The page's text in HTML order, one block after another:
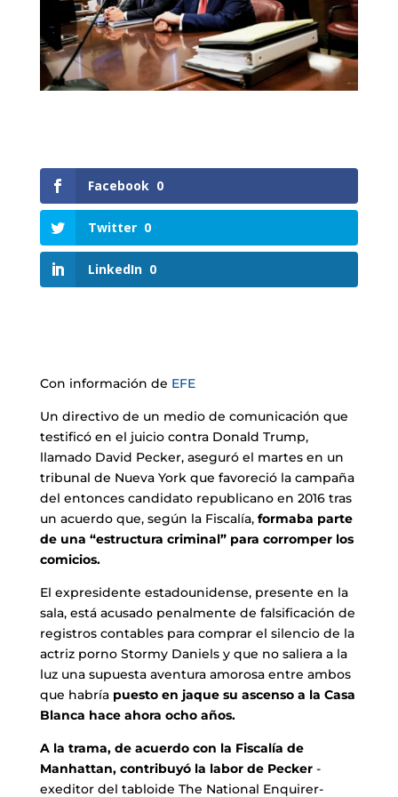
Facebook 0
Twitter 0
LinkedIn 0
Con información de EFE
Un directivo de un medio de comunicación que
testificó en el juicio contra Donald Trump,
llamado David Pecker, aseguró el martes en un
tribunal de Nueva York que favoreció la campaña
del entonces candidato republicano en 2016 tras
un acuerdo que, según la Fiscalía,formaba parte
de una “estructura criminal” para corromper los
comicios.
El expresidente estadounidense, presente en la
sala, está acusado penalmente de falsificación de
registros contables para comprar el silencio de la
actriz porno Stormy Daniels y que no saliera a la
luz una supuesta aventura amorosa entre ambos
que habría puesto en jaque su ascenso a la Casa
Blanca hace ahora ocho años.
A la trama, de acuerdo con la Fiscalía de
Manhattan, contribuyó la labor de Pecker-
exeditor del tabloide The National Enquirer-